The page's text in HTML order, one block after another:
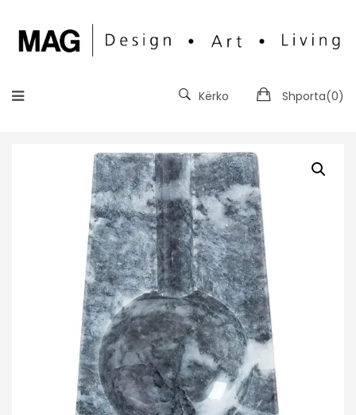
Shporta(0)
Kërko